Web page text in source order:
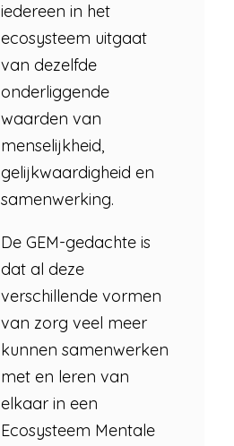
iedereen in het
ecosysteem uitgaat
van dezelfde
onderliggende
waarden van
menselijkheid,
gelijkwaardigheid en
samenwerking.
De GEM-gedachte is
dat al deze
verschillende vormen
van zorg veel meer
kunnen samenwerken
met en leren van
elkaar in een
Ecosysteem Mentale